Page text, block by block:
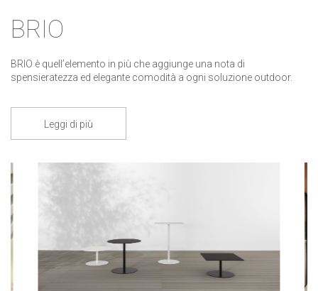
BRIO
BRIO è quell’elemento in più che aggiunge una nota di
spensieratezza ed elegante comodità a ogni soluzione outdoor.
Leggi di più